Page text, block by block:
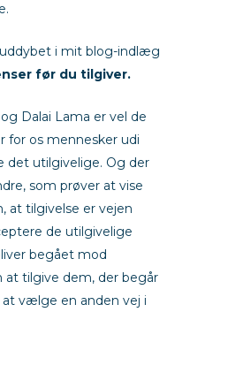
i mit blog-indlæg
før du tilgiver.
Dalai Lama er vel de
for os mennesker udi
det utilgivelige. Og der
som prøver at vise
at tilgivelse er vejen
de utilgivelige
begået mod
at tilgive dem, der begår
vælge en anden vej i